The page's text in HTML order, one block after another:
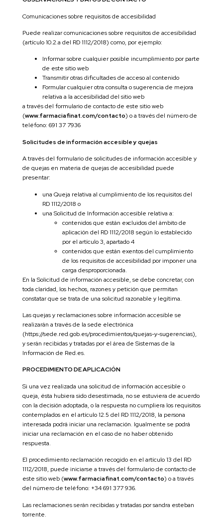
Comunicaciones sobre requisitos de accesibilidad
Puede realizar comunicaciones sobre requisitos de accesibilidad
(artículo 10.2.a del RD 1112/2018) como, por ejemplo:
Informar sobre cualquier posible incumplimiento por parte
de este sitio web
Transmitir otras dificultades de acceso al contenido
Formular cualquier otra consulta o sugerencia de mejora
relativa a la accesibilidad del sitio web
a través del formulario de contacto de este sitio web
(www.farmaciafinat.com/contacto) o a través del número de
teléfono: 691 37 7936
Solicitudes de información accesible y quejas
A través del formulario de solicitudes de información accesible y
de quejas en materia de quejas de accesibilidad puede
presentar:
una Queja relativa al cumplimiento de los requisitos del
RD 1112/2018 o
una Solicitud de Información accesible relativa a:
contenidos que están excluidos del ámbito de
aplicación del RD 1112/2018 según lo establecido
por el artículo 3, apartado 4
contenidos que están exentos del cumplimiento
de los requisitos de accesibilidad por imponer una
carga desproporcionada.
En la Solicitud de información accesible, se debe concretar, con
toda claridad, los hechos, razones y petición que permitan
constatar que se trata de una solicitud razonable y legítima.
Las quejas y reclamaciones sobre información accesible se
realizarán a través de la sede electrónica
(https://sede.red.gob.es/procedimientos/quejas-y-sugerencias),
y serán recibidas y tratadas por el área de Sistemas de la
Información de Red.es.
PROCEDIMIENTO DE APLICACIÓN
Si una vez realizada una solicitud de información accesible o
queja, ésta hubiera sido desestimada, no se estuviera de acuerdo
con la decisión adoptada, o la respuesta no cumpliera los requisitos
contemplados en el artículo 12.5 del RD 1112/2018, la persona
interesada podrá iniciar una reclamación. Igualmente se podrá
iniciar una reclamación en el caso de no haber obtenido
respuesta.
El procedimiento reclamación recogido en el artículo 13 del RD
1112/2018, puede iniciarse a través del formulario de contacto de
este sitio web (www.farmaciafinat.com/contacto) o a través
del número de teléfono: +34 691 377 936.
Las reclamaciones serán recibidas y tratadas por sandra esteban
torrente.